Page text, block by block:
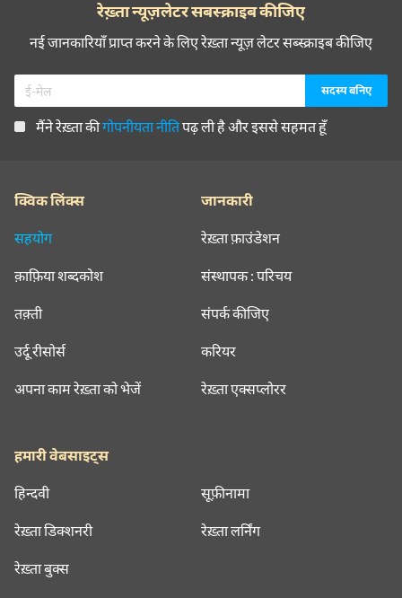
रेख़्ता न्यूज़लेटर सबस्क्राइब कीजिए
नई जानकारियाँ प्राप्त करने के लिए रेख़्ता न्यूज़ लेटर सब्स्क्राइब कीजिए
मैंने रेख़्ता कीगोपनीयता नीतिपढ़ ली है और इससे सहमत हूँ
क्विक लिंक्स
सहयोग
क़ाफ़िया शब्दकोश
तक़्ती
उर्दू रीसोर्स
अपना काम रेख़्ता को भेजें
जानकारी
रेख़्ता फ़ाउंडेशन
संस्थापक : परिचय
संपर्क कीजिए
करियर
रेख़्ता एक्सप्लोरर
हमारी वेबसाइट्स
हिन्दवी सूफ़ीनामा
रेख़्ता डिक्शनरी रेख़्ता लर्निंग
रेख़्ता बुक्स